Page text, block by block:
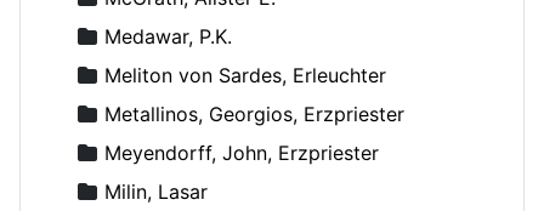
Medawar, P.K.
Meliton von Sardes, Erleuchter
Metallinos, Georgios, Erzpriester
Meyendorff, John, Erzpriester
Milin, Lasar